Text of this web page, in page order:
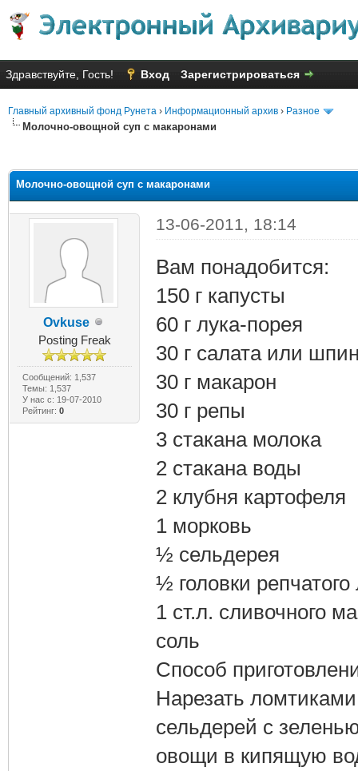
Здравствуйте, Гость! Вход Зарегистрироваться
Главный архивный фонд Рунета › Информационный архив › Разное
Молочно-овощной суп с макаронами
Молочно-овощной суп с макаронами
Ovkuse
Posting Freak
Сообщений: 1,537
Темы: 1,537
У нас с: 19-07-2010
Рейтинг: 0
13-06-2011, 18:14
Вам понадобится:
150 г капусты
60 г лука-порея
30 г салата или
30 г макарон
30 г репы
3 стакана молока
2 стакана воды
2 клубня картофеля
1 морковь
½ сельдерея
½ головки репчатого
1 ст.л. сливочного
соль
Способ
Нарезать
сельдерей с
овощи в кипящую